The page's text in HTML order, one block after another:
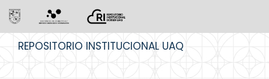
REPOSITORIO INSTITUCIONAL UAQ